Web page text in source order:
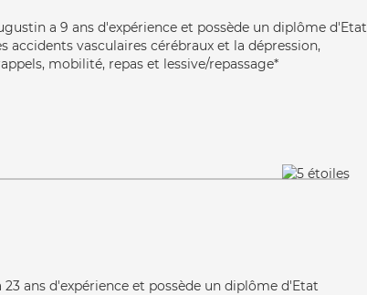
a 9 ans d'expérience et possède un diplôme d'Etat
vasculaires cérébraux et la dépression,
mobilité, repas et lessive/repassage*
ans d'expérience et possède un diplôme d'Etat